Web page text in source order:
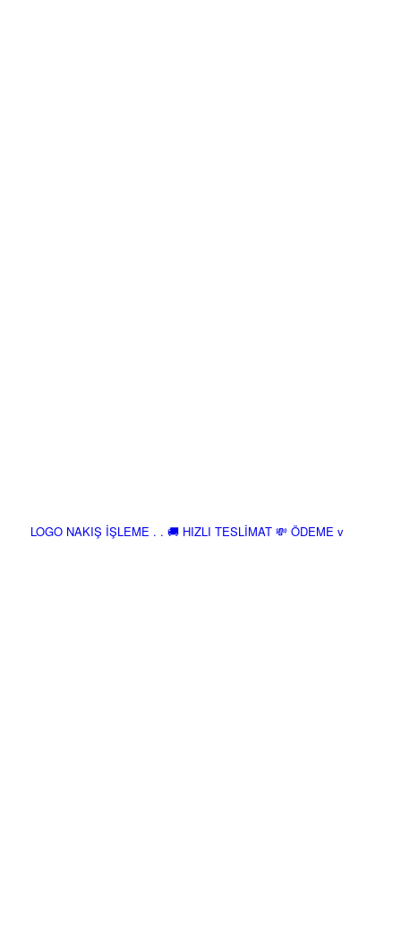
LOGO NAKIŞ İŞLEME . . 🚚 HIZLI TESLİMAT 💸 ÖDEME v